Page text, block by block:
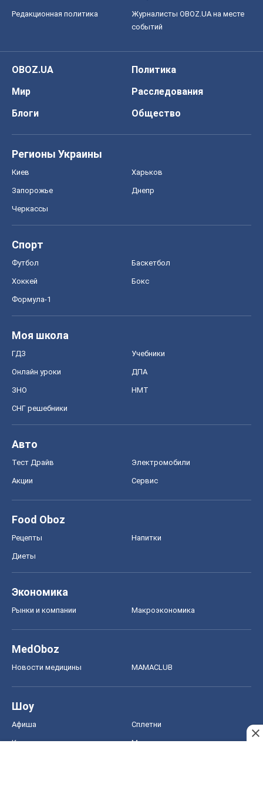
Редакционная политика
Журналисты OBOZ.UA на месте
событий
OBOZ.UA
Политика
Мир
Расследования
Блоги
Общество
Регионы Украины
Киев Харьков
Запорожье Днепр
Черкассы
Спорт
Футбол Баскетбол
Хоккей Бокс
Формула-1
Моя школа
ГДЗ Учебники
Онлайн уроки ДПА
ЗНО НМТ
СНГ решебники
Авто
Тест Драйв Электромобили
Акции Сервис
Food Oboz
Рецепты Напитки
Диеты
Экономика
Рынки и компании Mакроэкономика
MedOboz
Новости медицины MAMACLUB
Шоу
Афиша Сплетни
Красота Мода